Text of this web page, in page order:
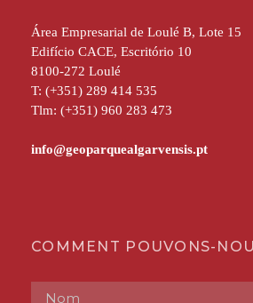
Área Empresarial de Loulé B, Lote 15
Edifício CACE, Escritório 10
8100-272 Loulé
T: (+351) 289 414 535
Tlm: (+351) 960 283 473
COMMENT POUVONS-